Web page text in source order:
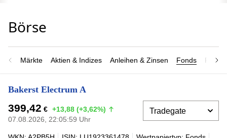
Märkte Aktien & Indizes Anleihen & Zinsen Fonds
Bakerst Electrum A
399,42 € +13,88 (+3,62%)
07.08.2026, 22:05:59 Uhr